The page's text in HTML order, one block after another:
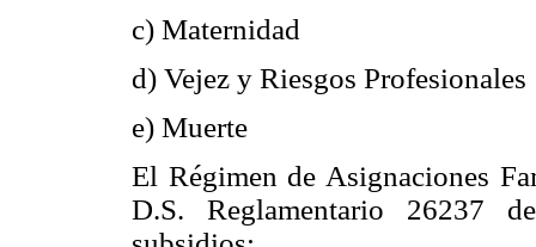
c) Maternidad
d) Vejez y Riesgos Profesionales
e) Muerte
El Régimen de Asignaciones
D.S. Reglamentario 26237